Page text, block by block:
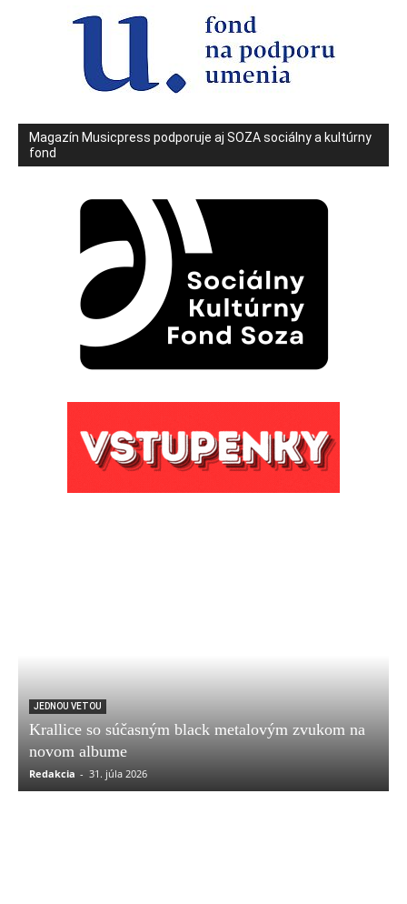
Magazín Musicpress podporuje aj SOZA sociálny a kultúrny
fond
JEDNOU VETOU
Krallice so súčasným black metalovým zvukom na
novom albume
Redakcia - 31. júla 2026